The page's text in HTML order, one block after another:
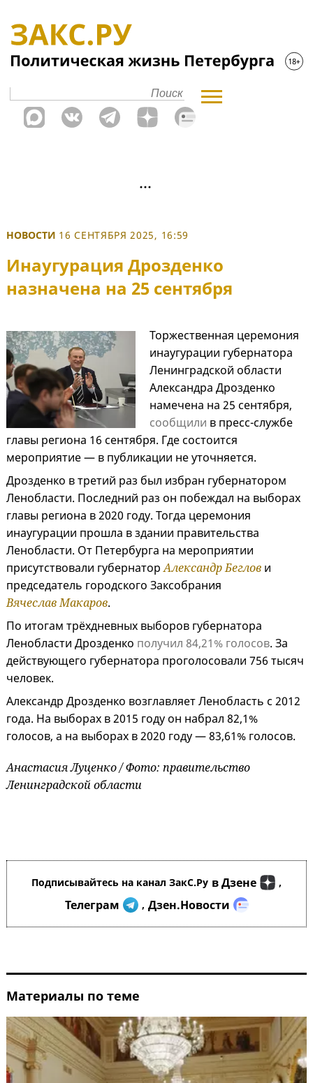
НОВОСТИ 16 СЕНТЯБРЯ 2025, 16:59
Инаугурация Дрозденко
назначена на 25 сентября
Торжественная церемония
инаугурации губернатора
Ленинградской области
Александра Дрозденко
намечена на 25 сентября,
сообщили в пресс-службе
главы региона 16 сентября. Где состоится
мероприятие — в публикации не уточняется.
Дрозденко в третий раз был избран губернатором
Ленобласти. Последний раз он побеждал на выборах
главы региона в 2020 году. Тогда церемония
инаугурации прошла в здании правительства
Ленобласти. От Петербурга на мероприятии
присутствовали губернаторАлександр Беглов и
председатель городского Заксобрания
Вячеслав Макаров.
По итогам трёхдневных выборов губернатора
Ленобласти Дрозденко получил 84,21% голосов. За
действующего губернатора проголосовали 756 тысяч
человек.
Александр Дрозденко возглавляет Ленобласть с 2012
года. На выборах в 2015 году он набрал 82,1%
голосов, а на выборах в 2020 году — 83,61% голосов.
Анастасия Луценко / Фото: правительство
Ленинградской области
Подписывайтесь на канал ЗакС.Ру в Дзене ,
Телеграм , Дзен.Новости
Материалы по теме